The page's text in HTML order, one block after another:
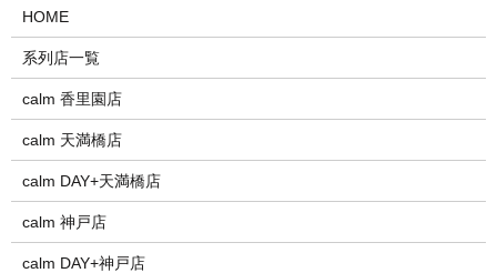
HOME
系列店一覧
calm 香里園店
calm 天満橋店
calm DAY+天満橋店
calm 神戸店
calm DAY+神戸店